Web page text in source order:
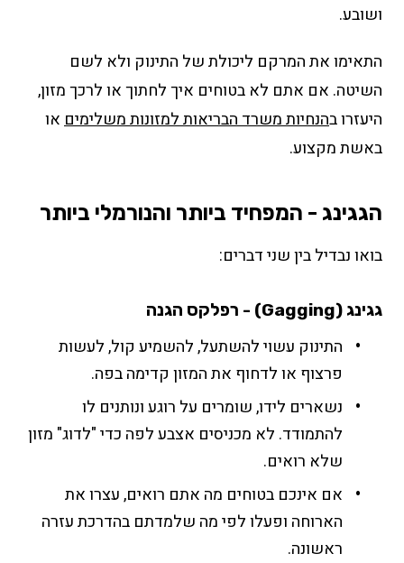
ושובע.
התאימו את המרקם ליכולת של התינוק ולא לשם
השיטה. אם אתם לא בטוחים איך לחתוך או לרכך מזון,
היעזרו בהנחיות משרד הבריאות למזונות משלימיםאו
באשת מקצוע.
הגגינג - המפחיד ביותר והנורמלי ביותר
בואו נבדיל בין שני דברים:
גגינג (Gagging) - רפלקס הגנה
התינוק עשוי להשתעל, להשמיע קול, לעשות
פרצוף או לדחוף את המזון קדימה בפה.
נשארים לידו, שומרים על רוגע ונותנים לו
להתמודד. לא מכניסים אצבע לפה כדי "לדוג" מזון
שלא רואים.
אם אינכם בטוחים מה אתם רואים, עצרו את
הארוחה ופעלו לפי מה שלמדתם בהדרכת עזרה
ראשונה.